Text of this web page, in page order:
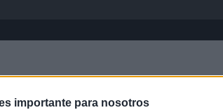
importante para nosotros
Inicio